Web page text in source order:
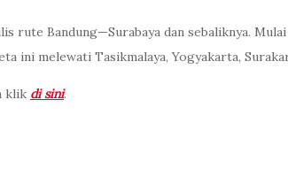
rute Bandung—Surabaya dan sebaliknya.
ini melewati Tasikmalaya, Yogyakarta,
klik di sini.